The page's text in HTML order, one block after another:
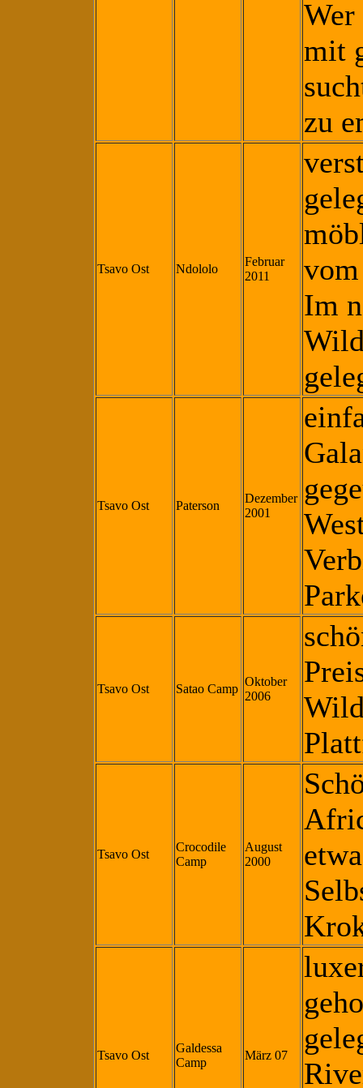
Wer
mit
zu
Tsavo Ost Ndololo
Februar
2011
Im
Tsavo Ost Paterson
Dezember
2001
Tsavo Ost Satao Camp
Oktober
2006
Tsavo Ost
Crocodile
Camp
August
2000
Tsavo Ost
Galdessa
Camp
März 07